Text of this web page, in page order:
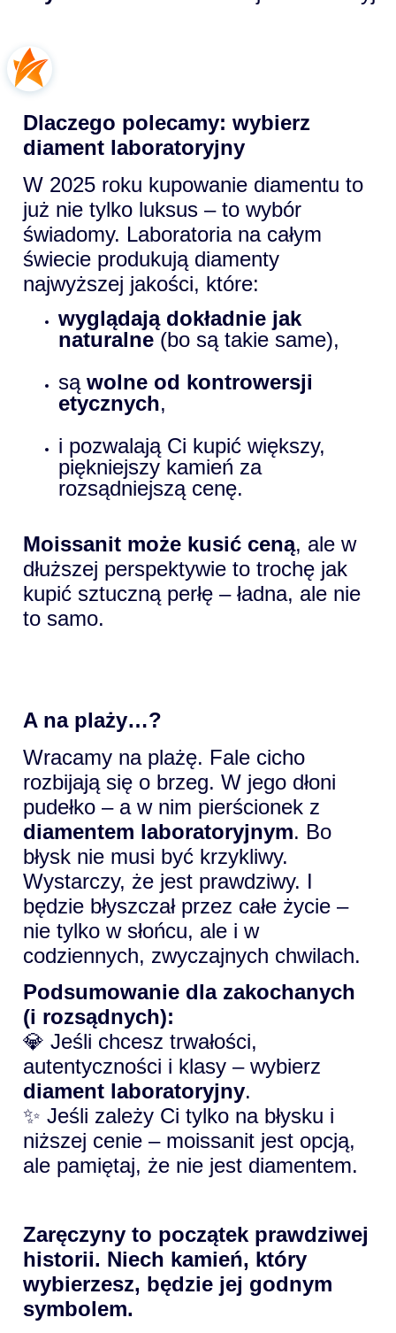
Dlaczego polecamy: wybierz
diament laboratoryjny
W 2025 roku kupowanie diamentu to
już nie tylko luksus – to wybór
świadomy. Laboratoria na całym
świecie produkują diamenty
najwyższej jakości, które:
wyglądają dokładnie jak
naturalne (bo są takie same),
są wolne od kontrowersji
etycznych,
i pozwalają Ci kupić większy,
piękniejszy kamień za
rozsądniejszą cenę.
Moissanit może kusić ceną, ale w
dłuższej perspektywie to trochę jak
kupić sztuczną perłę – ładna, ale nie
to samo.
A na plaży…?
Wracamy na plażę. Fale cicho
rozbijają się o brzeg. W jego dłoni
pudełko – a w nim pierścionek z
diamentem laboratoryjnym. Bo
błysk nie musi być krzykliwy.
Wystarczy, że jest prawdziwy. I
będzie błyszczał przez całe życie –
nie tylko w słońcu, ale i w
codziennych, zwyczajnych chwilach.
Podsumowanie dla zakochanych
(i rozsądnych):
💎 Jeśli chcesz trwałości,
autentyczności i klasy – wybierz
diament laboratoryjny.
✨ Jeśli zależy Ci tylko na błysku i
niższej cenie – moissanit jest opcją,
ale pamiętaj, że nie jest diamentem.
Zaręczyny to początek prawdziwej
historii. Niech kamień, który
wybierzesz, będzie jej godnym
symbolem.